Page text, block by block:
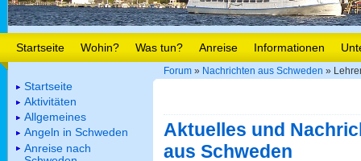
Startseite Wohin? Was tun? Anreise Informationen
Forum » Nachrichten aus Schweden »
Aktuelles und
aus Schweden
Startseite
Aktivitäten
Allgemeines
Angeln in Schweden
Anreise nach